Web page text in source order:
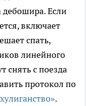
Если
включает
спать,
линейного
снять с поезда
протокол по
.